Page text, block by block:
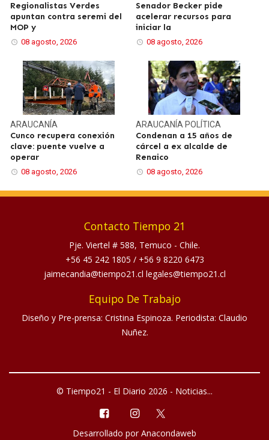
Regionalistas Verdes
apuntan contra seremi del
MOP y
08 agosto, 2026
Senador Becker pide
acelerar recursos para
iniciar la
08 agosto, 2026
ARAUCANÍA
Cunco recupera conexión
clave: puente vuelve a
operar
08 agosto, 2026
ARAUCANÍA POLÍTICA
Condenan a 15 años de
cárcel a ex alcalde de
Renaico
08 agosto, 2026
Contacto Tiempo 21
Pje. Viertel # 588, Temuco - Chile.
+56 45 242 1805 / +56 9 8220 6473
jaimecandia@tiempo21.cl legales@tiempo21.cl
Equipo De Trabajo
Diseño y Pre-prensa: Cristina Espinoza. Periodista: Claudio
Nuñez.
© Tiempo21 - El Diario 2026 - Noticias...
Desarrollado por Anacondaweb